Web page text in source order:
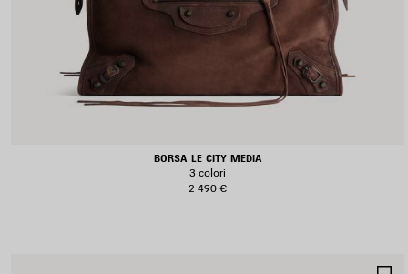
BORSA LE CITY MEDIA
3 colori
2 490 €